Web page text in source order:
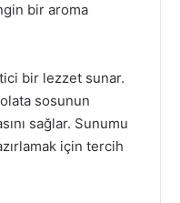
bir aroma
bir lezzet sunar.
sosunun
sağlar. Sunumu
için tercih